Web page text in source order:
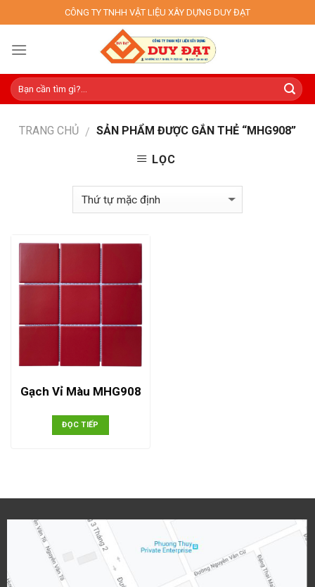
to
content
CÔNG TY TNHH VẬT LIỆU XÂY DỰNG DUY ĐẠT
TRANG CHỦ / SẢN PHẨM ĐƯỢC GẮN THẺ “MHG908”
LỌC
Gạch Vỉ Màu MHG908
ĐỌC TIẾP